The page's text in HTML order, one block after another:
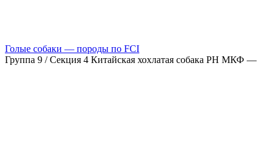
Голые собаки — породы по FCI
Группа 9 / Секция 4 Китайская хохлатая собака РН МКФ —